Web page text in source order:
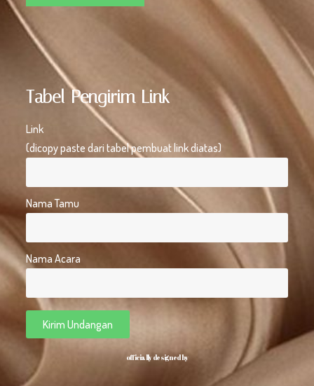
Tabel Pengirim Link
Link
(dicopy paste dari tabel pembuat link diatas)
Nama Tamu
Nama Acara
Kirim Undangan
officially designed by